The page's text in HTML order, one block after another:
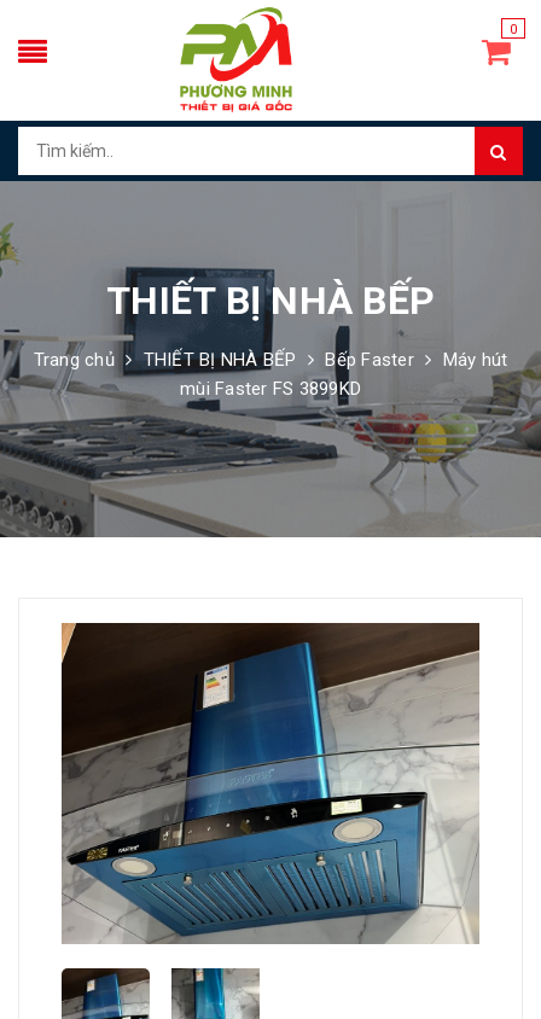
0
THIẾT BỊ NHÀ BẾP
Trang chủ THIẾT BỊ NHÀ BẾP Bếp Faster
Máy hút
mùi Faster FS 3899KD